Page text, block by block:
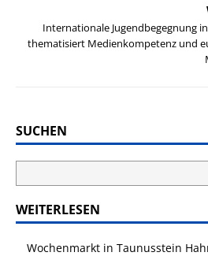
Internationale Jugendbegegnung
thematisiert Medienkompetenz und
SUCHEN
WEITERLESEN
Wochenmarkt in Taunusstein